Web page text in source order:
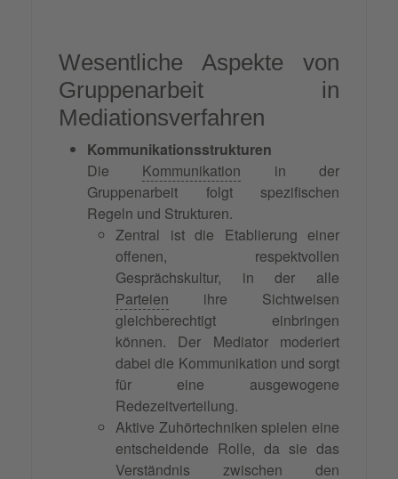
Wesentliche Aspekte von
Gruppenarbeit in
Mediationsverfahren
Kommunikationsstrukturen
Die Kommunikation in der
Gruppenarbeit folgt spezifischen
Regeln und Strukturen.
Zentral ist die Etablierung einer
offenen, respektvollen
Gesprächskultur, in der alle
Parteien ihre Sichtweisen
gleichberechtigt einbringen
können. Der Mediator moderiert
dabei die Kommunikation und sorgt
für eine ausgewogene
Redezeitverteilung.
Aktive Zuhörtechniken spielen eine
entscheidende Rolle, da sie das
Verständnis zwischen den